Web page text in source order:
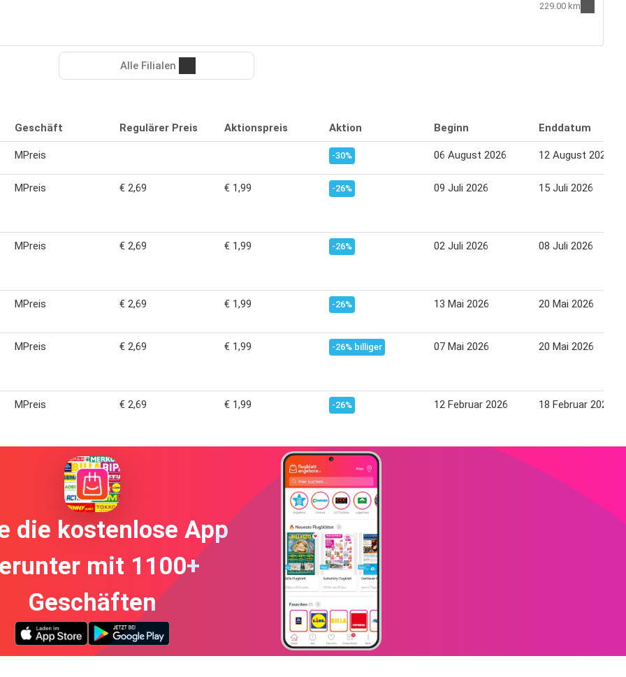
229.00 km
Alle Filialen
Geschäft Regulärer Preis Aktionspreis Aktion Beginn Enddatum
MPreis -30% 06 August 2026 12 August 2026
MPreis € 2,69 € 1,99 -26% 09 Juli 2026 15 Juli 2026
MPreis € 2,69 € 1,99 -26% 02 Juli 2026 08 Juli 2026
MPreis € 2,69 € 1,99 -26% 13 Mai 2026 20 Mai 2026
MPreis € 2,69 € 1,99 -26% billiger 07 Mai 2026 20 Mai 2026
MPreis € 2,69 € 1,99 -26% 12 Februar 2026 18 Februar 2026
die kostenlose App
mit 1100+
Geschäften